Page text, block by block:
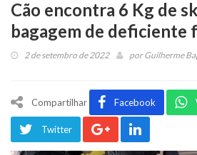
Cão encontra 6 Kg de
bagagem de deficiente
2 de setembro de 2022 porGuilherme
Compartilhar Facebook
Twitter